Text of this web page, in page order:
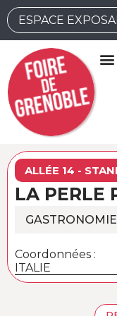
ESPACE
ALLÉE 14 -
LA PERLE
GASTRONOMIE
Coordonnées :
ITALIE